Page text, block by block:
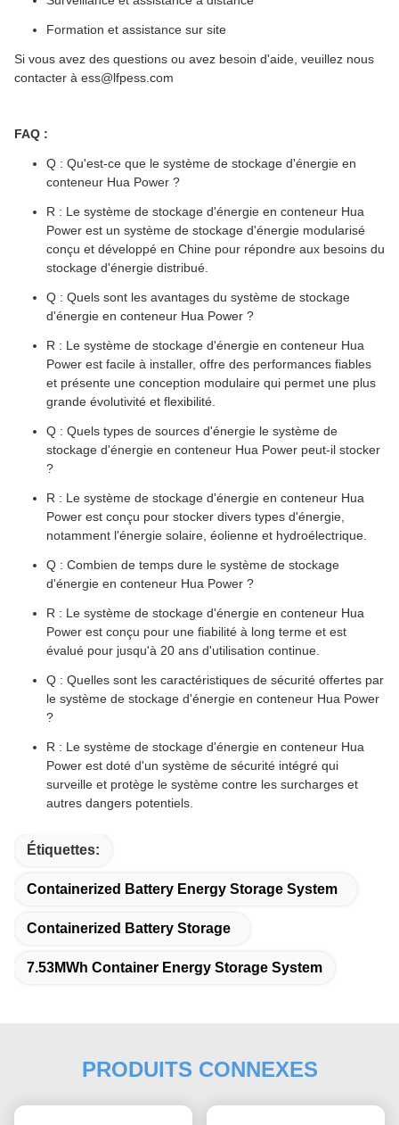
Formation et assistance sur site
Si vous avez des questions ou avez besoin d'aide, veuillez nous
contacter à ess@lfpess.com
FAQ :
Q : Qu'est-ce que le système de stockage d'énergie en
conteneur Hua Power ?
R : Le système de stockage d'énergie en conteneur Hua
Power est un système de stockage d'énergie modularisé
conçu et développé en Chine pour répondre aux besoins du
stockage d'énergie distribué.
Q : Quels sont les avantages du système de stockage
d'énergie en conteneur Hua Power ?
R : Le système de stockage d'énergie en conteneur Hua
Power est facile à installer, offre des performances fiables
et présente une conception modulaire qui permet une plus
grande évolutivité et flexibilité.
Q : Quels types de sources d'énergie le système de
stockage d'énergie en conteneur Hua Power peut-il stocker
?
R : Le système de stockage d'énergie en conteneur Hua
Power est conçu pour stocker divers types d'énergie,
notamment l'énergie solaire, éolienne et hydroélectrique.
Q : Combien de temps dure le système de stockage
d'énergie en conteneur Hua Power ?
R : Le système de stockage d'énergie en conteneur Hua
Power est conçu pour une fiabilité à long terme et est
évalué pour jusqu'à 20 ans d'utilisation continue.
Q : Quelles sont les caractéristiques de sécurité offertes par
le système de stockage d'énergie en conteneur Hua Power
?
R : Le système de stockage d'énergie en conteneur Hua
Power est doté d'un système de sécurité intégré qui
surveille et protège le système contre les surcharges et
autres dangers potentiels.
Étiquettes:
Containerized Battery Energy Storage System
Containerized Battery Storage
7.53MWh Container Energy Storage System
PRODUITS CONNEXES